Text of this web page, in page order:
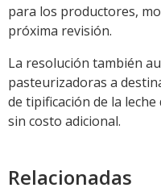
para los productores,
próxima revisión.
La resolución también
pasteurizadoras a
de tipificación de la
sin costo adicional.
Relacionadas